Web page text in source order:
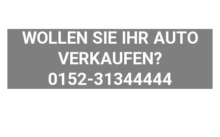
WOLLEN SIE IHR AUTO
VERKAUFEN?
0152-31344444